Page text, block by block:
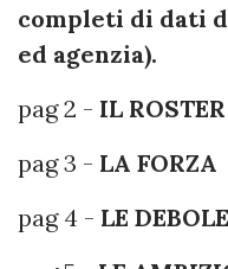
completi di dati
ed agenzia).
pag 2 - IL ROSTER
pag 3 - LA FORZA
pag 4 - LE